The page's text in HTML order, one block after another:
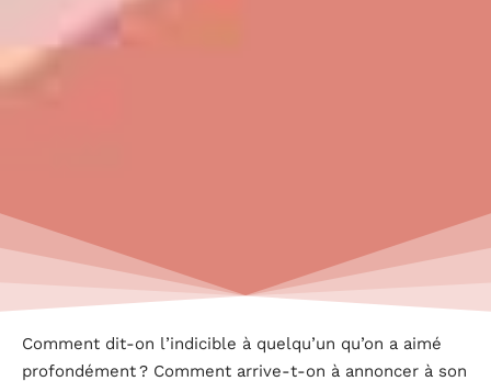
Comment dit-on l’indicible à quelqu’un qu’on a aimé
profondément ? Comment arrive-t-on à annoncer à son